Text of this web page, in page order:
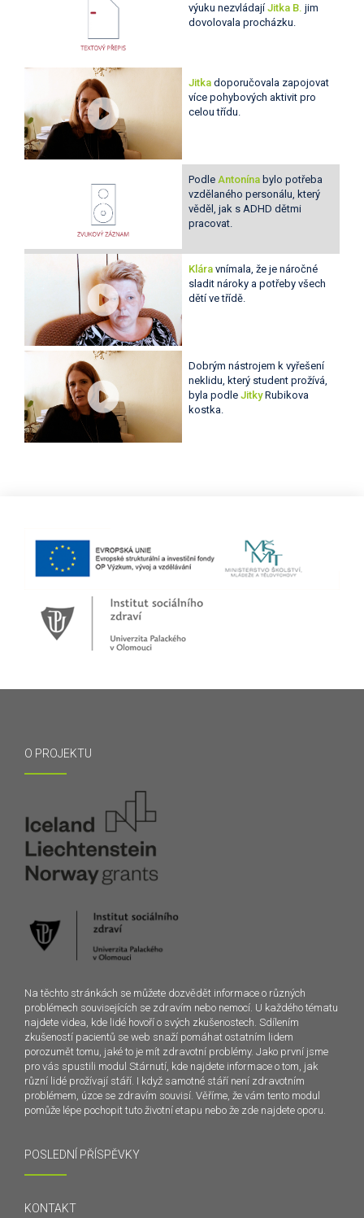
výuku nezvládajíJitka B. jim
dovolovala procházku.
Jitka doporučovala zapojovat
více pohybových aktivit pro
celou třídu.
Podle Antonína bylo potřeba
vzdělaného personálu, který
věděl, jak s ADHD dětmi
pracovat.
Klára vnímala, že je náročné
sladit nároky a potřeby všech
dětí ve třídě.
Dobrým nástrojem k vyřešení
neklidu, který student prožívá,
byla podleJitkyRubikova
kostka.
O PROJEKTU
Na těchto stránkách se můžete dozvědět informace o různých
problémech souvisejících se zdravím nebo nemocí. U každého tématu
najdete videa, kde lidé hovoří o svých zkušenostech. Sdílením
zkušeností pacientů se web snaží pomáhat ostatním lidem
porozumět tomu, jaké to je mít zdravotní problémy. Jako první jsme
pro vás spustili modul Stárnutí, kde najdete informace o tom, jak
různí lidé prožívají stáří. I když samotné stáří není zdravotním
problémem, úzce se zdravím souvisí. Věříme, že vám tento modul
pomůže lépe pochopit tuto životní etapu nebo že zde najdete oporu.
POSLEDNÍ PŘÍSPĚVKY
KONTAKT